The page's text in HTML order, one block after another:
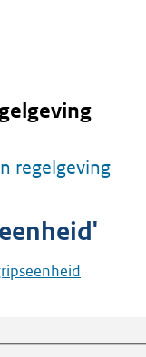
regelgeving